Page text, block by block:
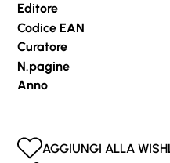
Editore
Codice EAN
Curatore
N.pagine
Anno
AGGIUNGI ALLA